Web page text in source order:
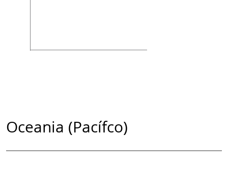
Oceania (Pacífco)